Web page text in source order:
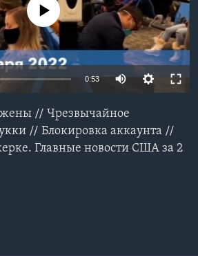
source currently available
0:53
// Чрезвычайное
// Блокировка аккаунта //
Главные новости США за 2